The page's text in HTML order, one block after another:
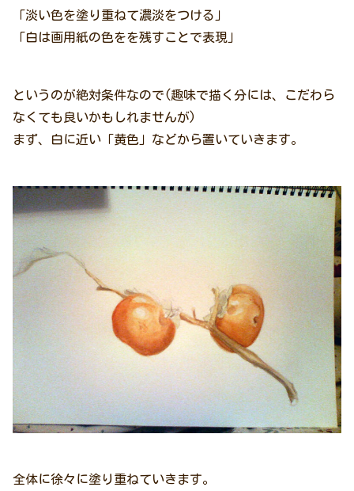
「淡い色を塗り重ねて濃淡をつける」
「白は画用紙の色をを残すことで表現」
というのが絶対条件なので(趣味で描く分には、こだわら
なくても良いかもしれませんが)
まず、白に近い「黄色」などから置いていきます。
全体に徐々に塗り重ねていきます。